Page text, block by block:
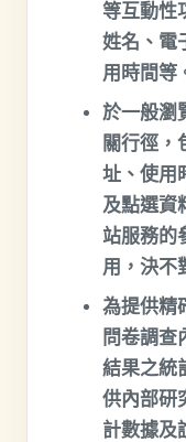
等互動性
姓名、電
用時間等
於一般瀏
關行徑，
址、使用
及點選資
站服務的
用，決不
為提供精
問卷調查
結果之統
供內部研
計數據及